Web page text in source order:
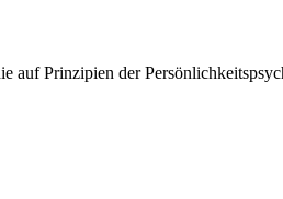
auf Prinzipien der